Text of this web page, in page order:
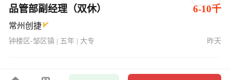
品管部副经理（双休） 6-10千
常州创捷
钟楼区-邹区镇 | 五年 | 大专 昨天